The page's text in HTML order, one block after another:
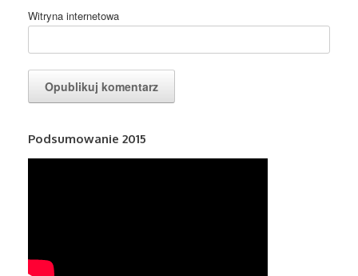
Witryna internetowa
Podsumowanie 2015